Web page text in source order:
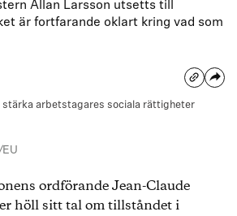
Allan Larsson utsetts till
är fortfarande oklart kring vad som
ordförande Jean-Claude
höll sitt tal om tillståndet i